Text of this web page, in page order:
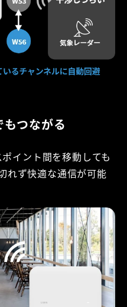
つながる
イント間を移動しても
れず快適な通信が可能